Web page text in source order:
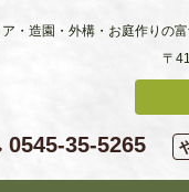
・造園・外構・お庭作りの
〒
0545-35-5265